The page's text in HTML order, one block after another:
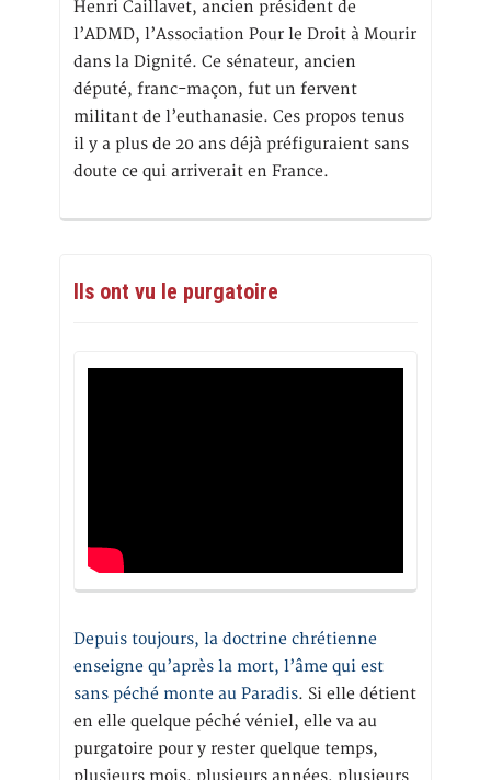
Henri Caillavet, ancien président de
l’ADMD, l’Association Pour le Droit à Mourir
dans la Dignité. Ce sénateur, ancien
député, franc-maçon, fut un fervent
militant de l’euthanasie. Ces propos tenus
il y a plus de 20 ans déjà préfiguraient sans
doute ce qui arriverait en France.
Ils ont vu le purgatoire
Depuis toujours, la doctrine chrétienne
enseigne qu’après la mort, l’âme qui est
sans péché monte au Paradis. Si elle détient
en elle quelque péché véniel, elle va au
purgatoire pour y rester quelque temps,